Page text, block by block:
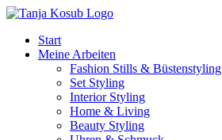
Zum
springenStart
Meine Arbeiten
Fashion Stills & Büstenstyling
Set Styling
Interior Styling
Home & Living
Beauty Styling